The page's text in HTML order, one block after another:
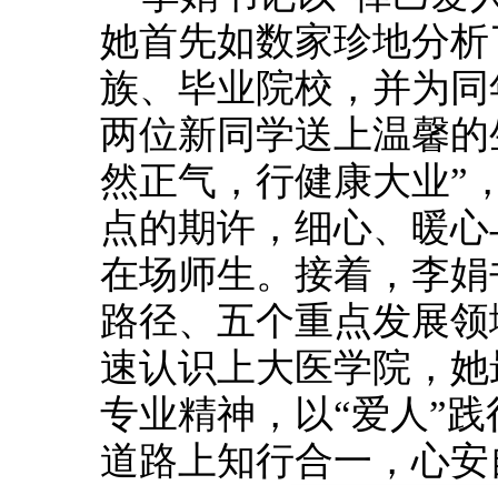
她首先如数家珍地分
族、毕业院校，并为
两位新同学送上温馨
然正气，行健康大业”
点的期许，细心、暖
在场师生。接着，李
路径、五个重点发展
速认识上大医学院，
专业精神，以“爱人”
道路上知行合一，心